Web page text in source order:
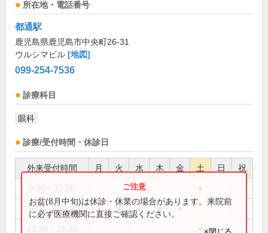
所在地・電話番号
都通駅
鹿児島県鹿児島市中央町26-31
ウルシマビル [地図]
099-254-7536
診療科目
眼科
診療/受付時間・休診日
外来受付時間 月 火 水 木 金 土 日 祝
9:00～13:00 ● ● ● ● ●
お盆(8月中旬)は休診・休業の場合があります。来院前
に必ず医療機関に直接ご確認ください。